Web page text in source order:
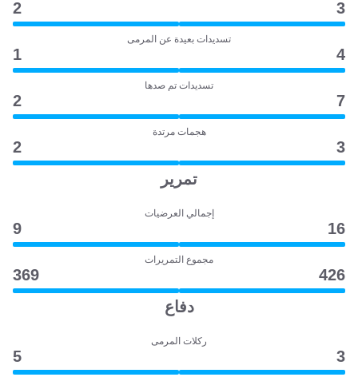
3
2
تسديدات بعيدة عن المرمى
4
1
تسديدات تم صدها
7
2
هجمات مرتدة
3
2
تمرير
إجمالي العرضيات
16
9
مجموع التمريرات
426
369
دفاع
ركلات المرمى
3
5